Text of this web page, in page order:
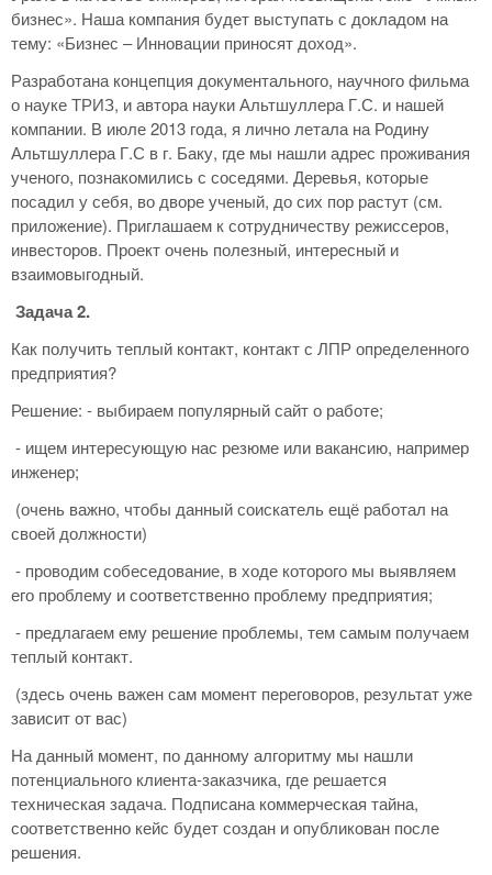
бизнес». Наша компания будет выступать с докладом на
тему: «Бизнес – Инновации приносят доход».
Разработана концепция документального, научного фильма
о науке ТРИЗ, и автора науки Альтшуллера Г.С. и нашей
компании. В июле 2013 года, я лично летала на Родину
Альтшуллера Г.С в г. Баку, где мы нашли адрес проживания
ученого, познакомились с соседями. Деревья, которые
посадил у себя, во дворе ученый, до сих пор растут (см.
приложение). Приглашаем к сотрудничеству режиссеров,
инвесторов. Проект очень полезный, интересный и
взаимовыгодный.
Задача 2.
Как получить теплый контакт, контакт с ЛПР определенного
предприятия?
Решение: - выбираем популярный сайт о работе;
- ищем интересующую нас резюме или вакансию, например
инженер;
(очень важно, чтобы данный соискатель ещё работал на
своей должности)
- проводим собеседование, в ходе которого мы выявляем
его проблему и соответственно проблему предприятия;
- предлагаем ему решение проблемы, тем самым получаем
теплый контакт.
(здесь очень важен сам момент переговоров, результат уже
зависит от вас)
На данный момент, по данному алгоритму мы нашли
потенциального клиента-заказчика, где решается
техническая задача. Подписана коммерческая тайна,
соответственно кейс будет создан и опубликован после
решения.